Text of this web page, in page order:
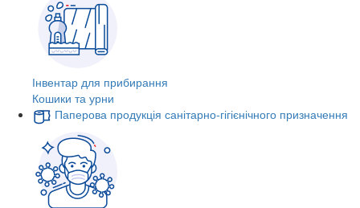
Інвентар для прибирання
Кошики та урни
Паперова продукція санітарно-гігієнічного призначення